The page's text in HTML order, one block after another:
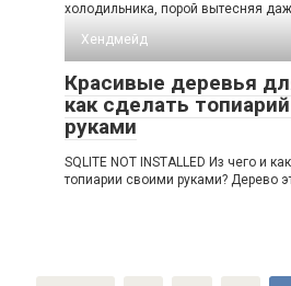
холодильника, порой вытесняя
Хендмейд
Красивые деревья
как сделать
руками
SQLITE NOT INSTALLED Из чего и
топиарии своими руками? Дерево